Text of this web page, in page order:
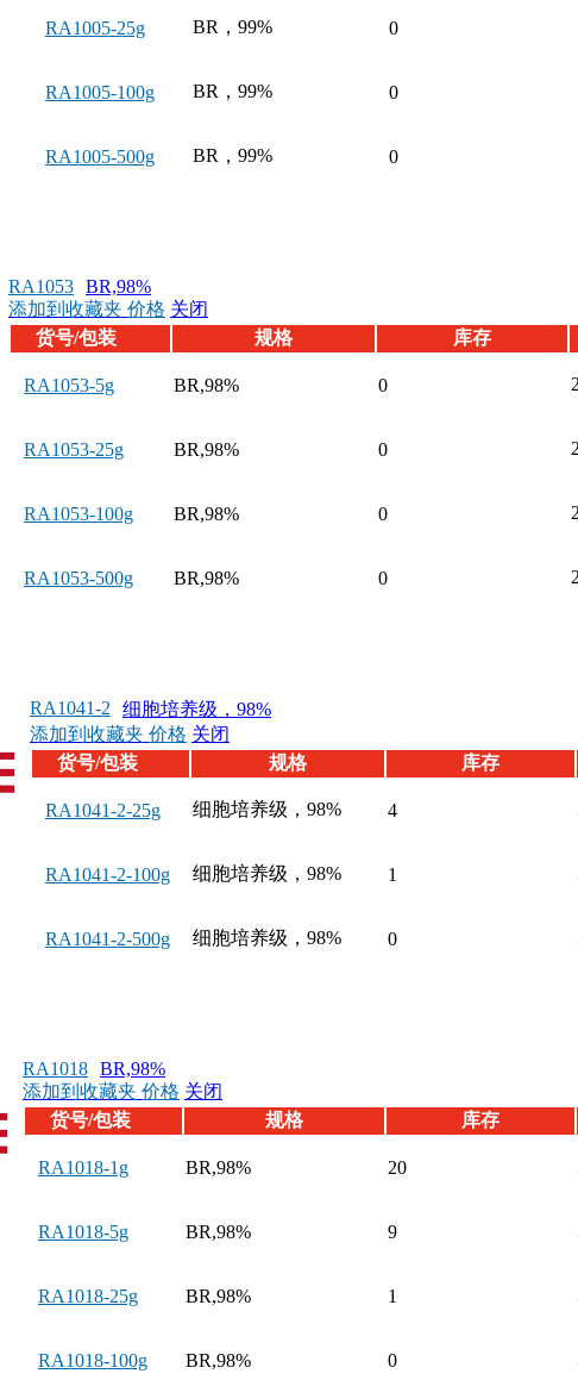
RA1005-25g BR，99% 0
RA1005-100g BR，99% 0
RA1005-500g BR，99% 0
RA1053 BR,98%
添加到收藏夹 价格 关闭
货号/包装
规格 库存
RA1053-5g BR,98% 0
RA1053-25g BR,98% 0
RA1053-100g BR,98% 0
RA1053-500g BR,98% 0
RA1041-2 细胞培养级，98%
添加到收藏夹 价格 关闭
货号/包装
规格 库存
RA1041-2-25g 细胞培养级，98% 4
RA1041-2-100g 细胞培养级，98% 1
RA1041-2-500g 细胞培养级，98% 0
RA1018 BR,98%
添加到收藏夹 价格 关闭
货号/包装
规格 库存
RA1018-1g BR,98% 20
RA1018-5g BR,98% 9
RA1018-25g BR,98% 1
RA1018-100g BR,98% 0